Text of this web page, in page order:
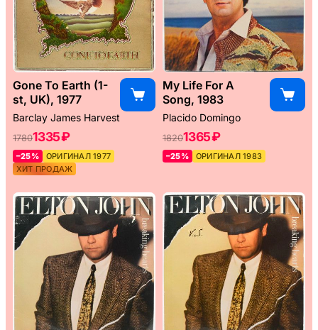
Gone To Earth (1-
st, UK), 1977
Barclay James Harvest
17801335 ₽
–25%
ОРИГИНАЛ 1977
ХИТ ПРОДАЖ
My Life For A
Song, 1983
Placido Domingo
18201365 ₽
–25% ОРИГИНАЛ 1983